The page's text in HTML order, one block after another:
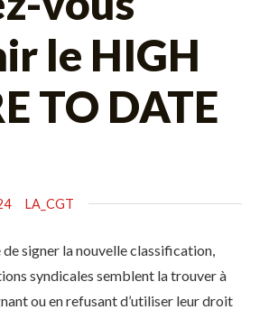
le HIGH
TO DATE
LA_CGT
de signer la nouvelle classification,
syndicales semblent la trouver à
ou en refusant d’utiliser leur droit